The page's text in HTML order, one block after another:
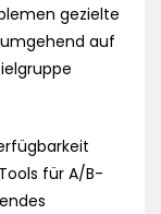
gezielte
auf
für A/B-